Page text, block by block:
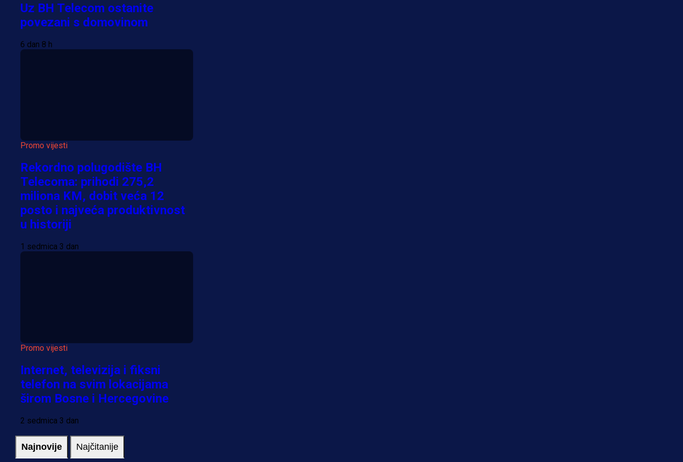
Uz BH Telecom ostanite
povezani s domovinom
6 dan 8 h
Promo vijesti
Rekordno polugodište BH
Telecoma: prihodi 275,2
miliona KM, dobit veća 12
posto i najveća produktivnost
u historiji
1 sedmica 3 dan
Promo vijesti
Internet, televizija i fiksni
telefon na svim lokacijama
širom Bosne i Hercegovine
2 sedmica 3 dan
Najnovije Najčitanije